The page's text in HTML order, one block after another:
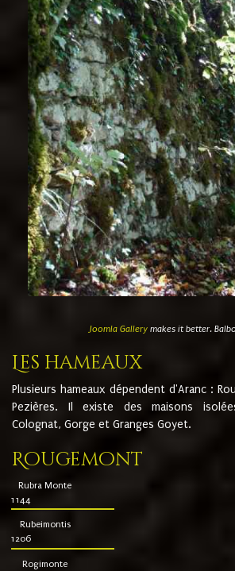
Joomla Gallerymakes it better.
Les hameaux
Plusieurs hameaux dépendent d'Aranc :
Pezières. Il existe des maisons
Colognat, Gorge et Granges Goyet.
Rougemont
Rubra Monte
1144
Rubeimontis
1206
Rogimonte